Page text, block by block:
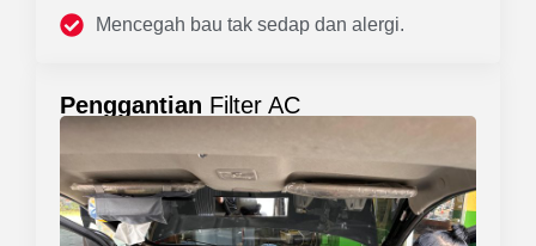
Mencegah bau tak sedap dan alergi.
Penggantian Filter AC